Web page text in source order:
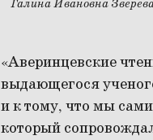
Галина Ивановна
«Аверинцевские
выдающегося
и к тому, что мы
который